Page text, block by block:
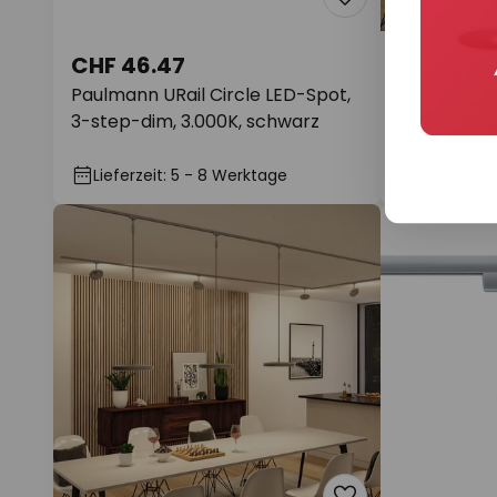
Paulmann URail Circle LED-Spot,
3-step-dim, 3.000K, schwarz
CHF 46.47
Lieferzeit: 5 - 8 Werktage
CHF